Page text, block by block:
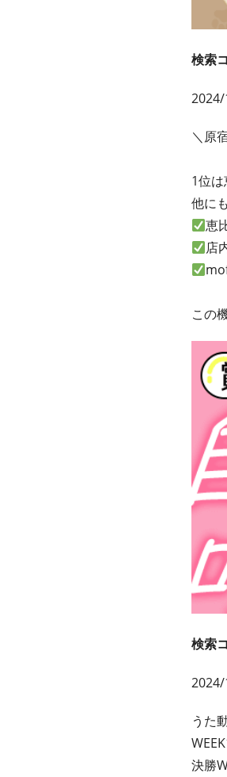
検索
＼原
1位
他に
恵
店
この
検索
うた
決勝